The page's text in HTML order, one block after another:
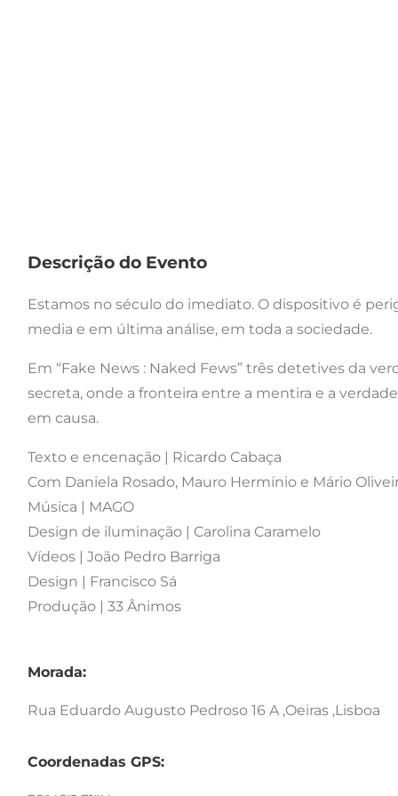
Descrição do Evento
Estamos no século do imediato. O dispositivo é
media e em última análise, em toda a sociedade.
Em “Fake News : Naked Fews” três detetives da
secreta, onde a fronteira entre a mentira e a
em causa.
Texto e encenação | Ricardo Cabaça
Com Daniela Rosado, Mauro Hermínio e Mário
Música | MAGO
Design de iluminação | Carolina Caramelo
Vídeos | João Pedro Barriga
Design | Francisco Sá
Produção | 33 Ânimos
Morada:
Rua Eduardo Augusto Pedroso 16 A ,Oeiras ,Lisboa
Coordenadas GPS: